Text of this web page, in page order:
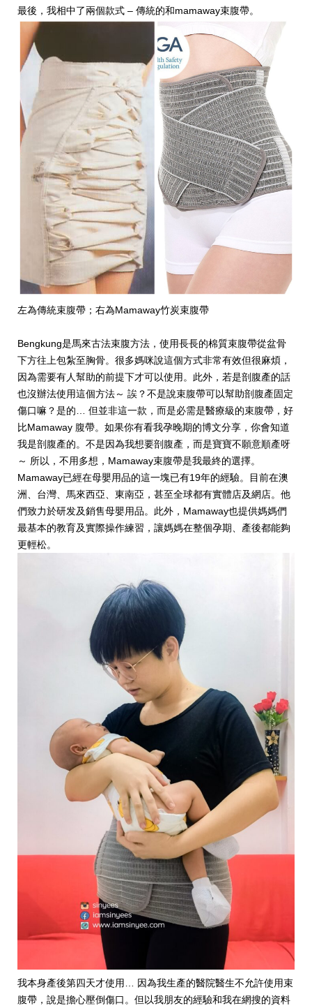
最後，我相中了兩個款式 – 傳統的和mamaway束腹帶。
左為傳統束腹帶；右為Mamaway竹炭束腹帶
Bengkung是馬來古法束腹方法，使用長長的棉質束腹帶從盆骨
下方往上包紮至胸骨。很多媽咪說這個方式非常有效但很麻煩，
因為需要有人幫助的前提下才可以使用。此外，若是剖腹產的話
也沒辦法使用這個方法～ 誒？不是說束腹帶可以幫助剖腹產固定
傷口嘛？是的… 但並非這一款，而是必需是醫療級的束腹帶，好
比Mamaway 腹帶。如果你有看我孕晚期的博文分享，你會知道
我是剖腹產的。不是因為我想要剖腹產，而是寶寶不願意順產呀
～ 所以，不用多想，Mamaway束腹帶是我最終的選擇。
Mamaway已經在母嬰用品的這一塊已有19年的經驗。目前在澳
洲、台灣、馬來西亞、東南亞，甚至全球都有實體店及網店。他
們致力於研发及銷售母嬰用品。此外，Mamaway也提供媽媽們
最基本的教育及實際操作練習，讓媽媽在整個孕期、產後都能夠
更輕松。
我本身產後第四天才使用… 因為我生產的醫院醫生不允許使用束
腹帶，說是擔心壓倒傷口。但以我朋友的經驗和我在網搜的資料